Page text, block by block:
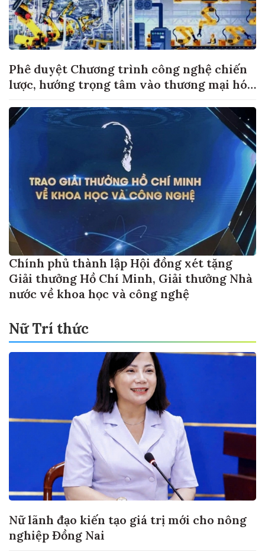
Phê duyệt Chương trình công nghệ chiến
lược, hướng trọng tâm vào thương mại hóa
Chính phủ thành lập Hội đồng xét tặng
Giải thưởng Hồ Chí Minh, Giải thưởng Nhà
nước về khoa học và công nghệ
Nữ Trí thức
Nữ lãnh đạo kiến tạo giá trị mới cho nông
nghiệp Đồng Nai